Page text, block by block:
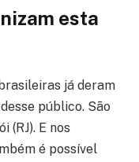
esta
já deram
público. São
(RJ). E nos
é possível